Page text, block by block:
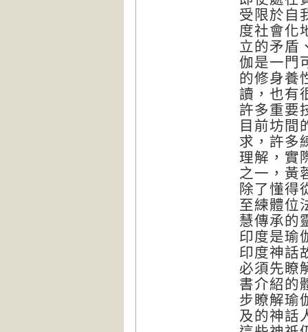
受限於自
度社會化
立的矛盾
伽是一門
的修身養
讀，也有
許多重要
目前坊間
求，許多
理解，實
之一，黃
除了懂得
至練體位
慧傳承的
印度是瑜
印度神話
必須先瞭
書介紹的
步瞭解瑜
及的神話